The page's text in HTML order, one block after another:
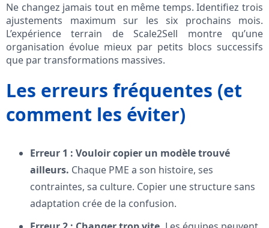
Ne changez jamais tout en même temps. Identifiez trois
ajustements maximum sur les six prochains mois.
L’expérience terrain de Scale2Sell montre qu’une
organisation évolue mieux par petits blocs successifs
que par transformations massives.
Les erreurs fréquentes (et
comment les éviter)
Erreur 1 : Vouloir copier un modèle trouvé
ailleurs. Chaque PME a son histoire, ses
contraintes, sa culture. Copier une structure sans
adaptation crée de la confusion.